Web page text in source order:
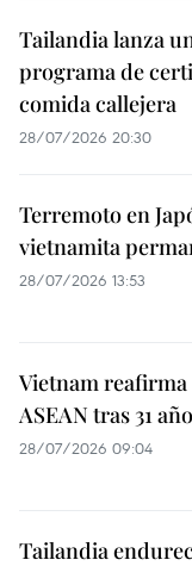
Tailandia lanza
programa de
comida callejera
28/07/2026 20:30
Terremoto en
vietnamita
28/07/2026 13:53
Vietnam
ASEAN tras 31
28/07/2026 09:04
Tailandia